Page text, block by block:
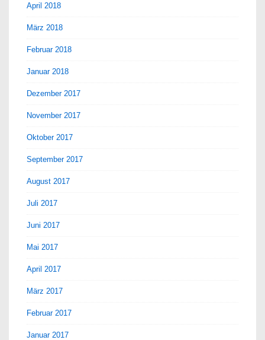
April 2018
März 2018
Februar 2018
Januar 2018
Dezember 2017
November 2017
Oktober 2017
September 2017
August 2017
Juli 2017
Juni 2017
Mai 2017
April 2017
März 2017
Februar 2017
Januar 2017